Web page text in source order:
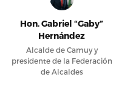
Hon. Gabriel “Gaby”
Hernández
Alcalde de Camuy y
presidente de la Federación
de Alcaldes